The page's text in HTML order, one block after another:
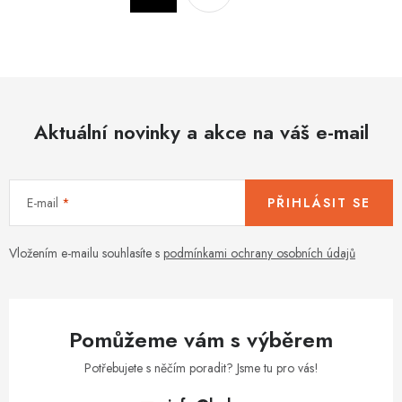
y
ý
p
Aktuální novinky a akce na váš e-mail
E-mail
Vložením e-mailu souhlasíte s podmínkami ochrany osobních údajů
PŘIHLÁSIT SE
Pomůžeme vám s výběrem
Potřebujete s něčím poradit? Jsme tu pro vás!